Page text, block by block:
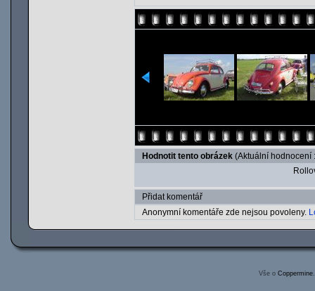
Hodnotit tento obrázek (Aktuální hodnocení
Přidat komentář
Anonymní komentáře zde nejsou povoleny.
Vše o Coppermine